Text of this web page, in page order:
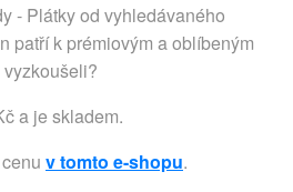
- Plátky od vyhledávaného
patří k prémiovým a oblíbeným
a je skladem.
v tomto e-shopu.